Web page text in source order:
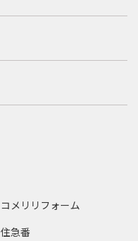
コメリリフォーム
住急番